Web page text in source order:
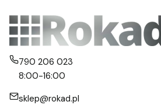
790 206 023
8:00-16:00
sklep@rokad.pl